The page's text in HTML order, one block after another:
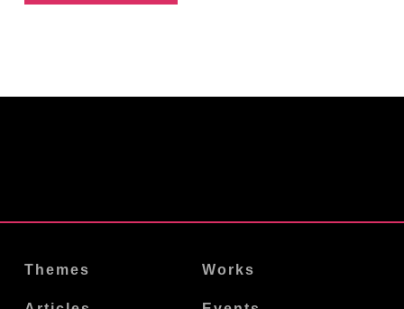
Themes Works